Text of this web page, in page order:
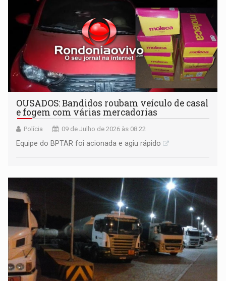
OUSADOS: Bandidos roubam veículo de casal
e fogem com várias mercadorias
Polícia 09 de Julho de 2026 às 08:22
Equipe do BPTAR foi acionada e agiu rápido